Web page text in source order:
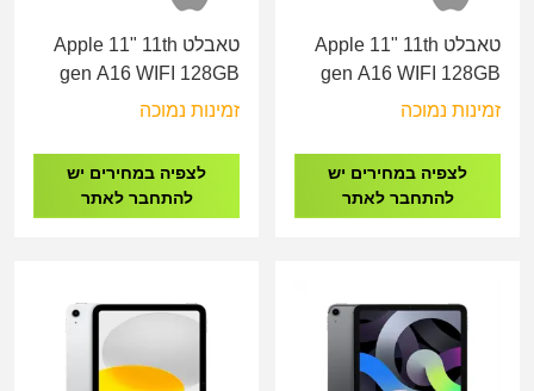
טאבלט Apple 11" 11th
gen A16 WIFI 128GB
MD4A4KN/A Blue
זמינות נמוכה
לצפיה במחירים יש
להתחבר לאתר
טאבלט Apple 11" 11th
gen A16 WIFI 128GB
MD3Y4KN/A Silver
זמינות נמוכה
לצפיה במחירים יש
להתחבר לאתר